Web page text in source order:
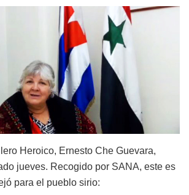
Heroico, Ernesto Che Guevara,
jueves. Recogido por SANA, este es
para el pueblo sirio: